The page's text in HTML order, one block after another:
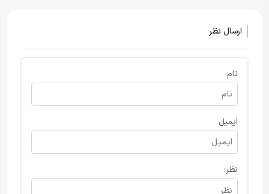
ارسال نظر
نام
ایمیل
نظر: